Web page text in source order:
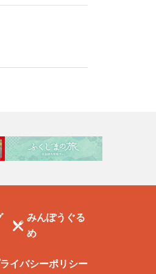
みんぽうぐる
め
イバシーポリシー